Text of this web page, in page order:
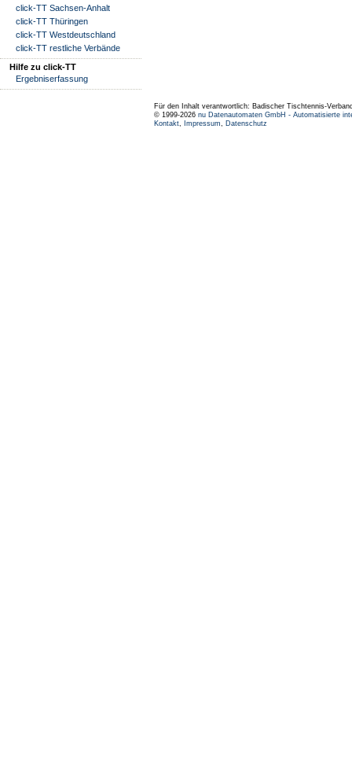
click-TT Sachsen-Anhalt
click-TT Thüringen
click-TT Westdeutschland
click-TT restliche Verbände
Hilfe zu click-TT
Ergebniserfassung
Für den Inhalt verantwortlich: Badischer Tischtennis-
© 1999-2026 nu Datenautomaten GmbH - Automatisierte
Kontakt, Impressum, Datenschutz